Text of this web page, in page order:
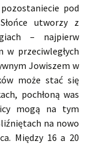
pod
utworzy z
– najpierw
w przeciwległych
Jowiszem w
może stać się
pochłoną was
mogą na tym
na nowo
Między 16 a 20